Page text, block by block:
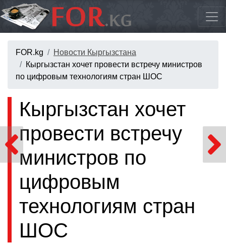
FOR.kg
Новости Кыргызстана
Кыргызстан хочет провести встречу министров
по цифровым технологиям стран ШОС
Кыргызстан хочет
провести встречу
министров по
цифровым
технологиям стран
ШОС